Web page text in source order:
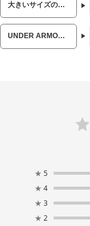
大きいサイズのメンズ服
UNDER ARMOUR (アンダーアーマー)
★ 5
★ 4
★ 3
★ 2